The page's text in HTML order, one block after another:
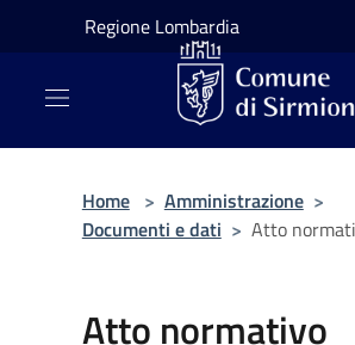
Salta al contenuto principale
Regione Lombardia
Home > Amministrazione >
Documenti e dati > Atto
Atto normativo